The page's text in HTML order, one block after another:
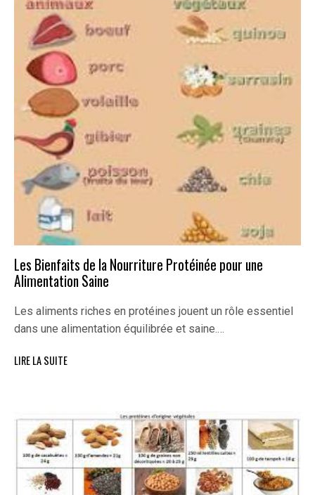
Les Bienfaits de la Nourriture Protéinée pour une
Alimentation Saine
Les aliments riches en protéines jouent un rôle essentiel
dans une alimentation équilibrée et saine.…
LIRE LA SUITE